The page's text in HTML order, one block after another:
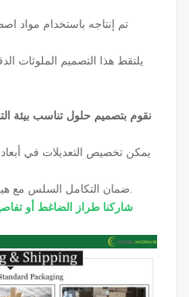
تم إنتاجه باستخدام مواد
يلتقط هذا التصميم الملوثات
نقوم بتصميم حلول تناسب بيئة
يمكن تخصيص التعديلات في
ضمان التكامل السلس مع هيكل المعدات والعوامل المحلية.
شاركنا طراز الضاغط أو